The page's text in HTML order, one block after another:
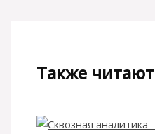
Также читают